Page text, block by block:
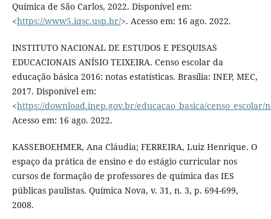
Química de São Carlos, 2022. Disponível em:
<https://www5.iqsc.usp.br/>. Acesso em: 16 ago. 2022.
INSTITUTO NACIONAL DE ESTUDOS E PESQUISAS
EDUCACIONAIS ANÍSIO TEIXEIRA. Censo escolar da
educação básica 2016: notas estatísticas. Brasília: INEP, MEC,
2017. Disponível em:
<https://download.inep.gov.br/educacao_basica/censo_escolar/
Acesso em: 16 ago. 2022.
KASSEBOEHMER, Ana Cláudia; FERREIRA, Luiz Henrique. O
espaço da prática de ensino e do estágio curricular nos
cursos de formação de professores de química das IES
públicas paulistas. Química Nova, v. 31, n. 3, p. 694-699,
2008.